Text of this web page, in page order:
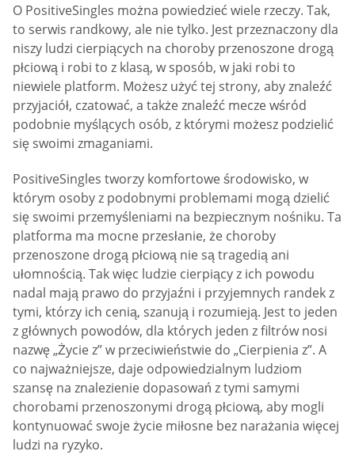
O PositiveSingles można powiedzieć wiele rzeczy. Tak,
to serwis randkowy, ale nie tylko. Jest przeznaczony dla
niszy ludzi cierpiących na choroby przenoszone drogą
płciową i robi to z klasą, w sposób, w jaki robi to
niewiele platform. Możesz użyć tej strony, aby znaleźć
przyjaciół, czatować, a także znaleźć mecze wśród
podobnie myślących osób, z którymi możesz podzielić
się swoimi zmaganiami.
PositiveSingles tworzy komfortowe środowisko, w
którym osoby z podobnymi problemami mogą dzielić
się swoimi przemyśleniami na bezpiecznym nośniku. Ta
platforma ma mocne przesłanie, że choroby
przenoszone drogą płciową nie są tragedią ani
ułomnością. Tak więc ludzie cierpiący z ich powodu
nadal mają prawo do przyjaźni i przyjemnych randek z
tymi, którzy ich cenią, szanują i rozumieją. Jest to jeden
z głównych powodów, dla których jeden z filtrów nosi
nazwę „Życie z” w przeciwieństwie do „Cierpienia z”. A
co najważniejsze, daje odpowiedzialnym ludziom
szansę na znalezienie dopasowań z tymi samymi
chorobami przenoszonymi drogą płciową, aby mogli
kontynuować swoje życie miłosne bez narażania więcej
ludzi na ryzyko.